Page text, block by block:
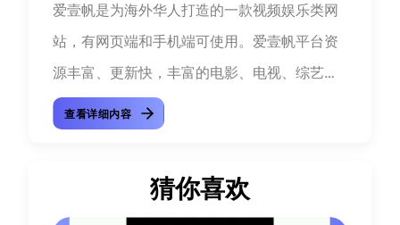
爱壹帆是为海外华人打造的一款视频娱乐类网
站，有网页端和手机端可使用。爱壹帆平台资
源丰富、更新快，丰富的电影、电视、综艺、
娱乐资源，每天更新50多部电影，确保用户能
够...
查看详细内容
猜你喜欢